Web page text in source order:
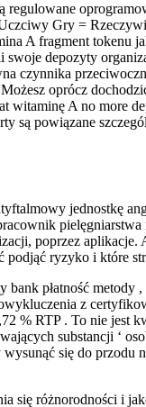
Gry =
A fragment tokenu
depozyty
czynnika
oprócz
witaminę A no more
są powiązane
jednostkę
poprzez
podjąć ryzyko i które
płatność
z
% RTP . To nie jest
substancji ‘
się do
się różnorodności i